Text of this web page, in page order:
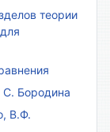
теории
Бородина
В.Ф.